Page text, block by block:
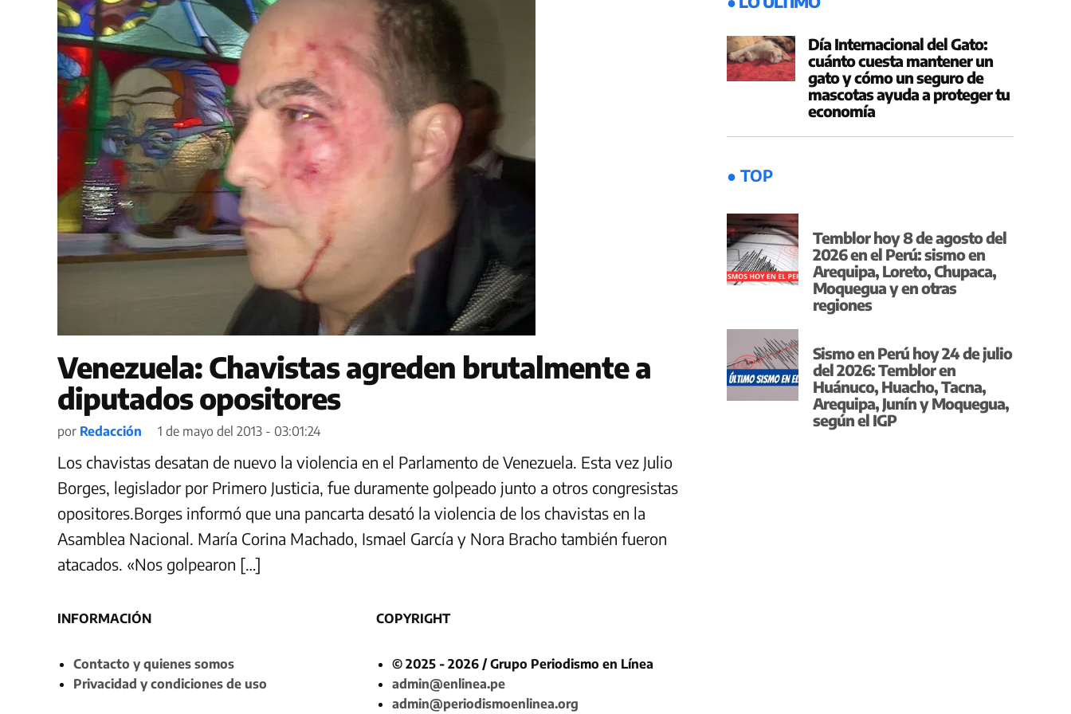
Venezuela: Chavistas agreden brutalmente a
diputados opositores
por Redacción 1 de mayo del 2013 - 03:01:24
Los chavistas desatan de nuevo la violencia en el Parlamento de Venezuela. Esta vez Julio
Borges, legislador por Primero Justicia, fue duramente golpeado junto a otros congresistas
opositores.Borges informó que una pancarta desató la violencia de los chavistas en la
Asamblea Nacional. María Corina Machado, Ismael García y Nora Bracho también fueron
atacados. «Nos golpearon […]
Día Internacional del Gato:
cuánto cuesta mantener un
gato y cómo un seguro de
mascotas ayuda a proteger tu
economía
● TOP
Temblor hoy 8 de agosto del
2026 en el Perú: sismo en
Arequipa, Loreto, Chupaca,
Moquegua y en otras
regiones
Sismo en Perú hoy 24 de julio
del 2026: Temblor en
Huánuco, Huacho, Tacna,
Arequipa, Junín y Moquegua,
según el IGP
INFORMACIÓN
Contacto y quienes somos
Privacidad y condiciones de uso
COPYRIGHT
© 2025 - 2026 / Grupo Periodismo en Línea
admin@enlinea.pe
admin@periodismoenlinea.org